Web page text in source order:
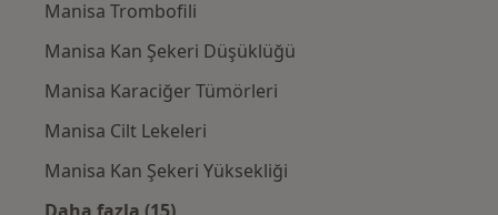
Manisa Trombofili
Manisa Kan Şekeri Düşüklüğü
Manisa Karaciğer Tümörleri
Manisa Cilt Lekeleri
Manisa Kan Şekeri Yüksekliği